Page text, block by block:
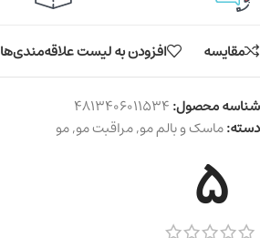
مقایسه افزودن به لیست علاقه‌مندی‌ها
شناسه محصول:4813406011534
دسته:ماسک و بالم مو,مراقبت مو,مو
5